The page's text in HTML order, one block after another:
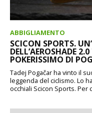
ABBIGLIAMENTO
SCICON SPORTS.
DELL’AEROSHADE
POKERISSIMO DI
Tadej Pogačar ha vinto il
leggenda del ciclismo. Lo
occhiali Scicon Sports.